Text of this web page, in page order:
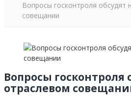
Вопросы госконтроля обсудят
совещании
Вопросы госконтроля
отраслевом